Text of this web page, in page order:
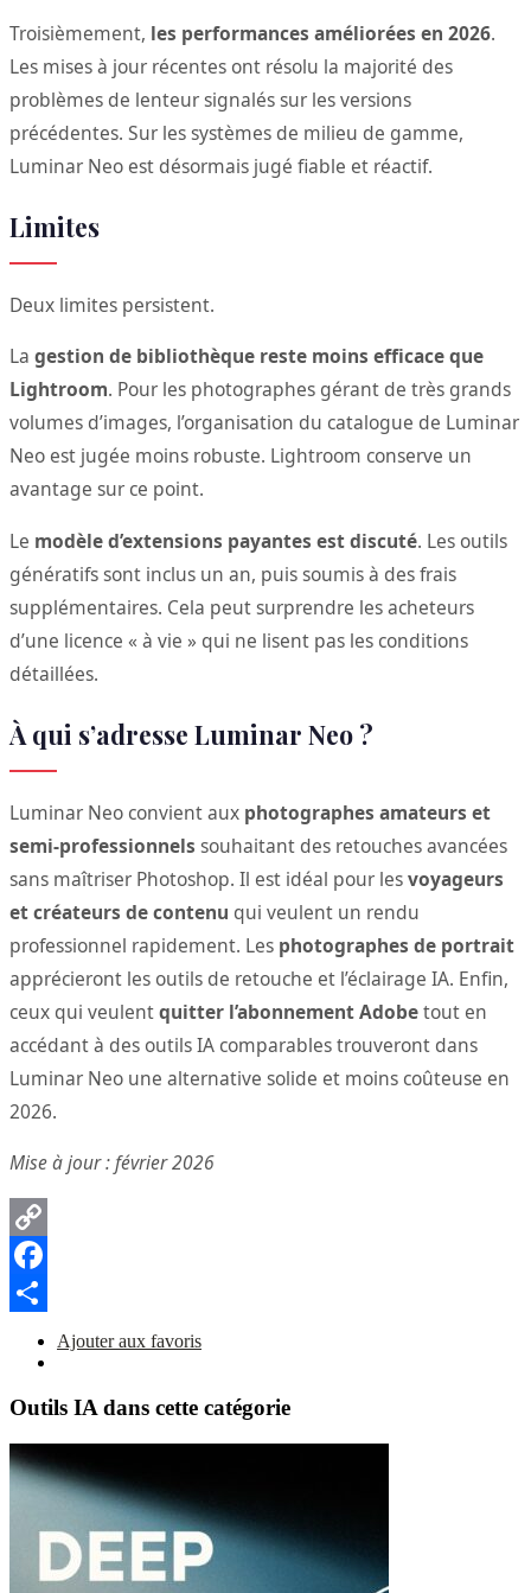
Troisièmement, les performances améliorées en 2026.
Les mises à jour récentes ont résolu la majorité des
problèmes de lenteur signalés sur les versions
précédentes. Sur les systèmes de milieu de gamme,
Luminar Neo est désormais jugé fiable et réactif.
Limites
Deux limites persistent.
La gestion de bibliothèque reste moins efficace que
Lightroom. Pour les photographes gérant de très grands
volumes d’images, l’organisation du catalogue de Luminar
Neo est jugée moins robuste. Lightroom conserve un
avantage sur ce point.
Le modèle d’extensions payantes est discuté. Les outils
génératifs sont inclus un an, puis soumis à des frais
supplémentaires. Cela peut surprendre les acheteurs
d’une licence « à vie » qui ne lisent pas les conditions
détaillées.
À qui s’adresse Luminar Neo ?
Luminar Neo convient aux photographes amateurs et
semi-professionnels souhaitant des retouches avancées
sans maîtriser Photoshop. Il est idéal pour lesvoyageurs
et créateurs de contenu qui veulent un rendu
professionnel rapidement. Les photographes de portrait
apprécieront les outils de retouche et l’éclairage IA. Enfin,
ceux qui veulentquitter l’abonnement Adobetout en
accédant à des outils IA comparables trouveront dans
Luminar Neo une alternative solide et moins coûteuse en
2026.
Mise à jour : février 2026
Copy
Link
Facebook
PartagerAjouter aux favoris
Outils IA dans cette catégorie